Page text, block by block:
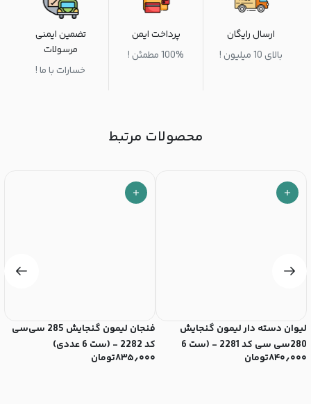
ارسال رایگان
بالای 10 میلیون !
پرداخت ایمن
100% مطمئن !
تضمین ایمنی
مرسولات
خسارات با ما !
محصولات مرتبط
لیوان دسته دار لیمون گنجایش
280سی سی کد 2281 - (ست 6
عددی)
۸۴۰٫۰۰۰تومان
فنجان لیمون گنجایش 285 سی‌سی
کد 2282 - (ست 6 عددی)
۸۳۵٫۰۰۰تومان